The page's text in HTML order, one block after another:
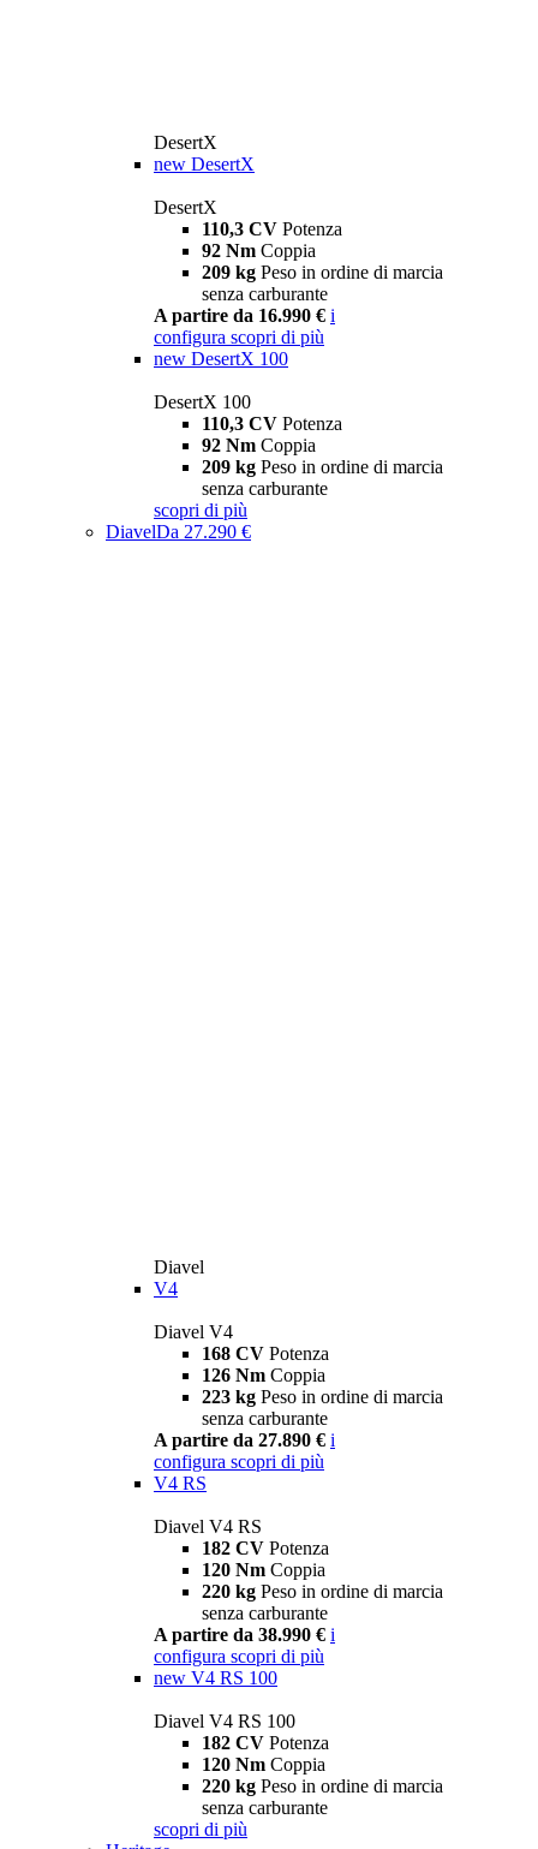
DesertX
new DesertX
DesertX
110,3 CV Potenza
92 Nm Coppia
209 kg Peso in ordine di marcia
senza carburante
A partire da 16.990 € i
configura scopri di più
new DesertX 100
DesertX 100
110,3 CV Potenza
92 Nm Coppia
209 kg Peso in ordine di marcia
senza carburante
scopri di più
DiavelDa 27.290 €
Diavel
V4
Diavel V4
168 CV Potenza
126 Nm Coppia
223 kg Peso in ordine di marcia
senza carburante
A partire da 27.890 € i
configura scopri di più
V4 RS
Diavel V4 RS
182 CV Potenza
120 Nm Coppia
220 kg Peso in ordine di marcia
senza carburante
A partire da 38.990 € i
configura scopri di più
new V4 RS 100
Diavel V4 RS 100
182 CV Potenza
120 Nm Coppia
220 kg Peso in ordine di marcia
senza carburante
scopri di più